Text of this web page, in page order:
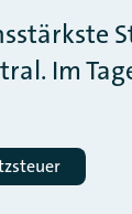
Im